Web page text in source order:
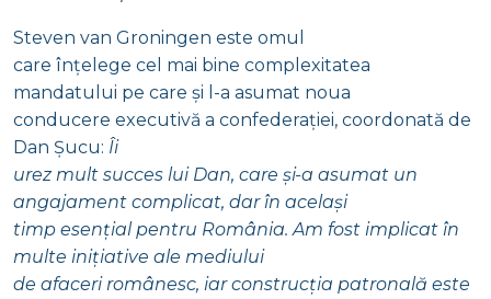
Steven van Groningen este omul
care înțelege cel mai bine complexitatea
mandatului pe care și l-a asumat noua
conducere executivă a confederației, coordonată de
Dan Șucu: Îi
urez mult succes lui Dan, care și-a asumat un
angajament complicat, dar în același
timp esențial pentru România. Am fost implicat în
multe inițiative ale mediului
de afaceri românesc, iar construcția patronală este